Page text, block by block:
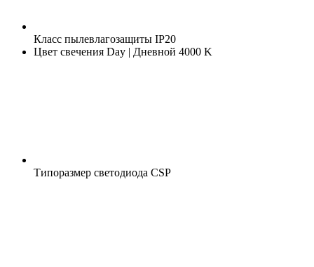
Класс пылевлагозащиты IP20
Цвет свечения Day | Дневной 4000 K
Типоразмер светодиода CSP